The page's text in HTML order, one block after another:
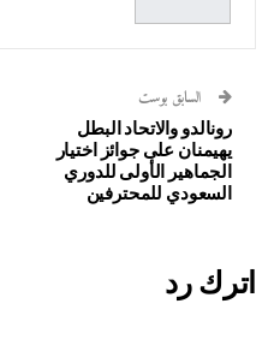
السابق بوست
رونالدو والاتحاد البطل
يهيمنان على جوائز اختيار
الجماهير الأولى للدوري
السعودي للمحترفين
اترك رد